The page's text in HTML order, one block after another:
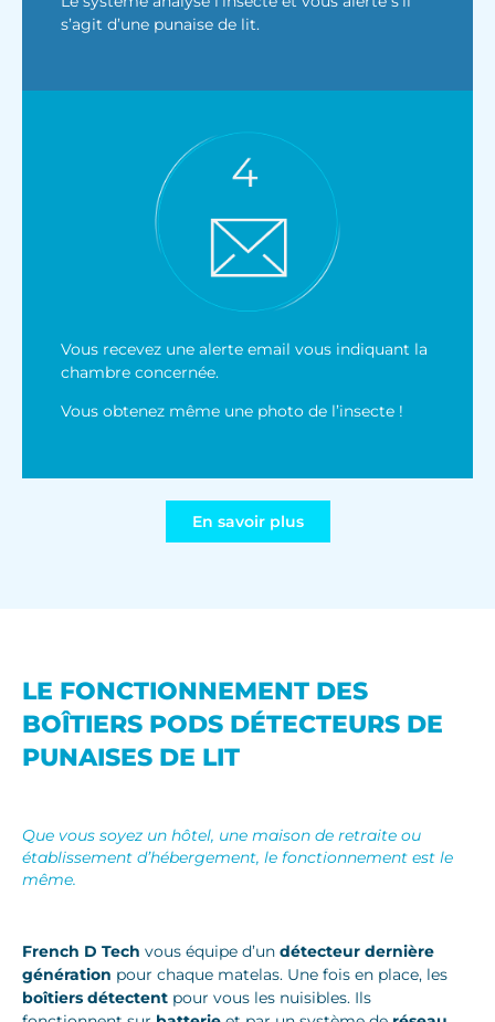
s’agit d’une punaise de lit.
Vous recevez une alerte email vous indiquant la
chambre concernée.
Vous obtenez même une photo de l’insecte !
En savoir plus
LE FONCTIONNEMENT DES
BOÎTIERS PODS DÉTECTEURS DE
PUNAISES DE LIT
Que vous soyez un hôtel, une maison de retraite ou
établissement d’hébergement, le fonctionnement est le
même.
French D Tech vous équipe d’un détecteur dernière
génération pour chaque matelas. Une fois en place, les
boîtiers détectent pour vous les nuisibles. Ils